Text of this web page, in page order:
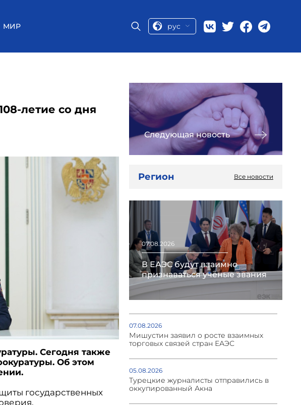
МИР рус
летие со дня
Сегодня также
Об этом
государственных
Следующая новость
Регион Все новости
07.08.2026
В ЕАЭС будут взаимно
признаваться учёные звания
07.08.2026
Мишустин заявил о росте взаимных
торговых связей стран ЕАЭС
05.08.2026
Турецкие журналисты отправились в
оккупированный Акна